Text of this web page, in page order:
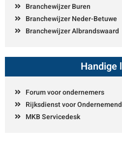
Branchewijzer Buren
Branchewijzer Neder-Betuwe
Branchewijzer Albrandswaard
Handige
Forum voor ondernemers
Rijksdienst voor
MKB Servicedesk